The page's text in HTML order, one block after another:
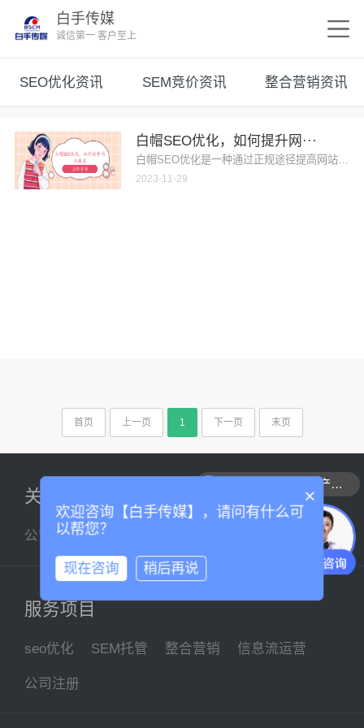
白手传媒
诚信第一 客户至上
SEO优化资讯 SEM竞价资讯 整合营销资讯
白帽SEO优化，如何提升网···
白帽SEO优化是一种通过正规途径提高网站排
2023-11-29
首页 上一页 1 下一页 末页
关于我们
公司简介 企业文化
服务项目
seo优化 SEM托管 整合营销 信息流运营
公司注册
可以介绍下你们的产品么
×
欢迎咨询【白手传媒】，请问有什么可
以帮您？
现在咨询 稍后再说